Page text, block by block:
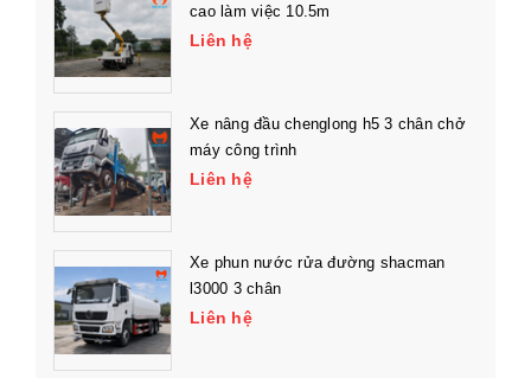
cao làm việc 10.5m
Liên hệ
Xe nâng đầu chenglong h5 3 chân chở
máy công trình
Liên hệ
Xe phun nước rửa đường shacman
l3000 3 chân
Liên hệ